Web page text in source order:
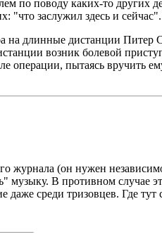
по поводу каких-то других
"что заслужил здесь и
длинные дистанции Питер
возник болевой
операции, пытаясь вручить
журнала (он нужен
музыку. В противном
даже среди тризовцев. Где